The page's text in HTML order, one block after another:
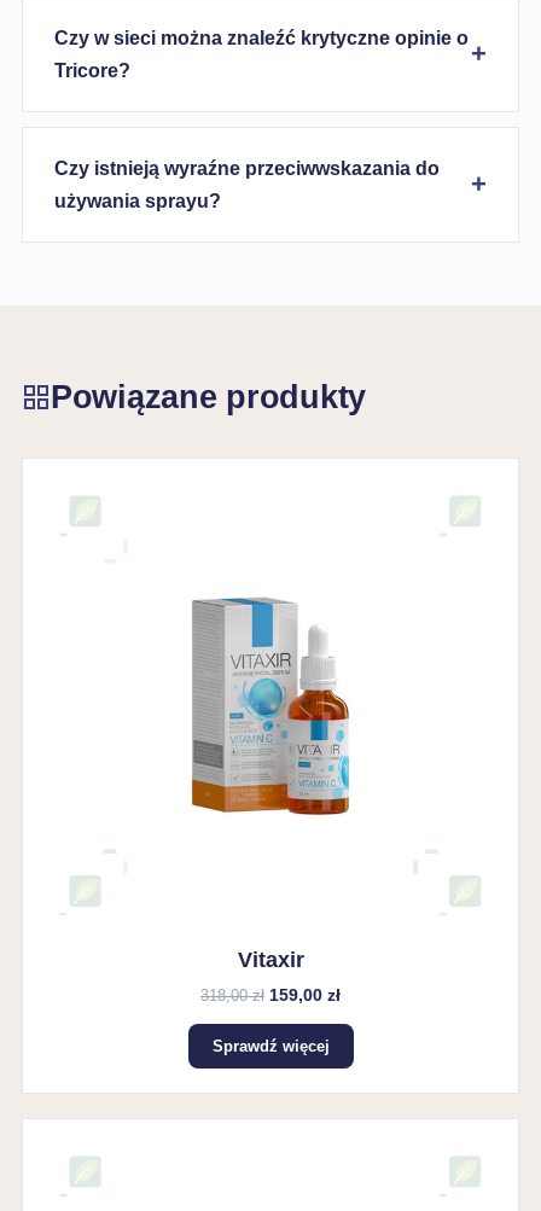
Czy w sieci można znaleźć krytyczne opinie o
Tricore?
Czy istnieją wyraźne przeciwwskazania do
używania sprayu?
Powiązane produkty
Vitaxir
318,00 zł 159,00 zł
Sprawdź więcej